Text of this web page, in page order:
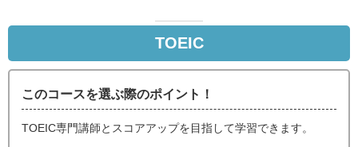
TOEIC
このコースを選ぶ際のポイント！
TOEIC専門講師とスコアアップを目指して学習できます。